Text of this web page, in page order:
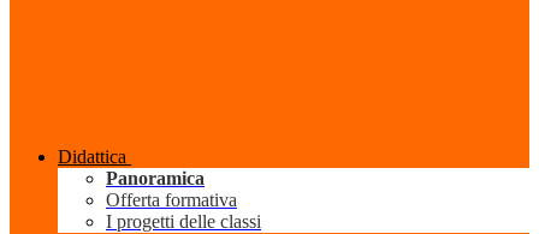
Didattica
Panoramica
Offerta formativa
I progetti delle classi